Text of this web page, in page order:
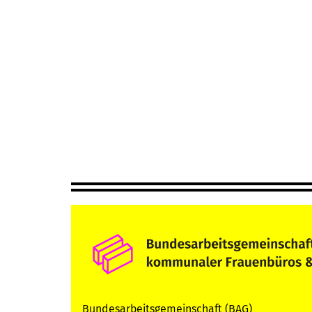
Bundesarbeitsgemeinschaft (BAG)